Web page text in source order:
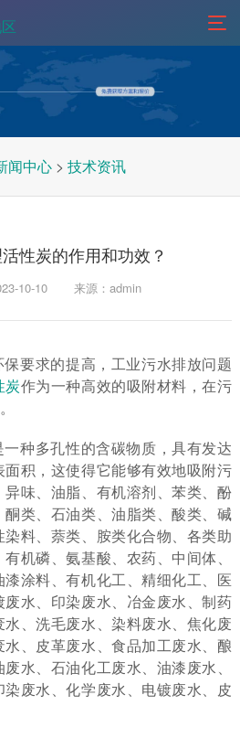
闻中心 > 技术资讯
性炭的作用和功效？
10-10 来源：admin
保要求的提高，工业污水排放问题
炭作为一种高效的吸附材料，在污
种多孔性的含碳物质，具有发达
积，这使得它能够有效地吸附污
味、油脂、有机溶剂、苯类、酚
类、石油类、油脂类、酸类、碱
料、萘类、胺类化合物、各类助
机磷、氨基酸、农药、中间体、
涂料、有机化工、精细化工、医
水、印染废水、冶金废水、制药
、洗毛废水、染料废水、焦化废
、皮革废水、食品加工废水、酿
水、石油化工废水、油漆废水、
废水、化学废水、电镀废水、皮